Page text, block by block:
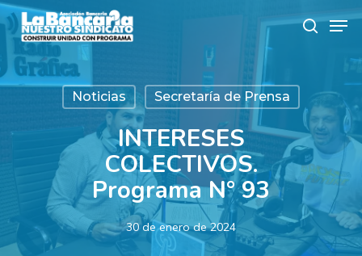
Skip
to
main
content
search
Noticias Secretaría de Prensa
INTERESES
COLECTIVOS.
Programa N° 93
30 de enero de 2024